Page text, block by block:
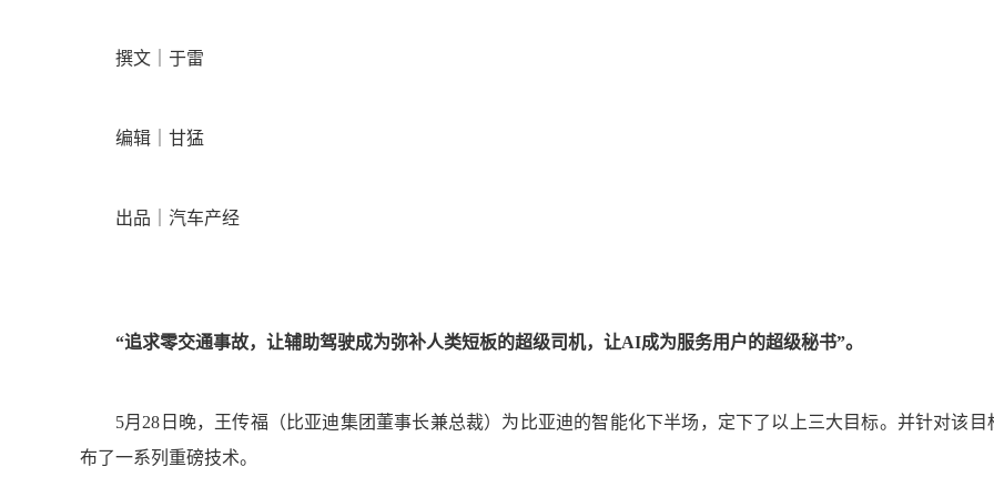
撰文｜于雷
编辑｜甘猛
出品｜汽车产经
“追求零交通事故，让辅助驾驶成为弥补人类短板的超级司机，让AI成为服务用户的超级秘书”。
5月28日晚，王传福 （比亚迪集团董事长兼总裁） 为比亚迪的智能化下半场，定下了以上三大目标。并针对该目
布了一系列重磅技术。